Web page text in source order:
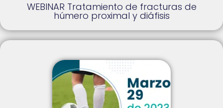
WEBINAR Tratamiento de fracturas de
húmero proximal y diáfisis